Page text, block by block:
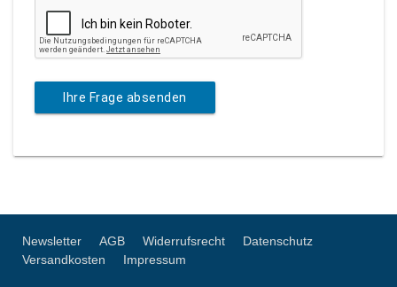
Ihre Frage absenden
Newsletter AGB Widerrufsrecht
Datenschutz
Versandkosten
Impressum